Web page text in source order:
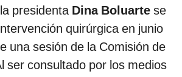
presidenta Dina Boluarte se
quirúrgica en junio
una sesión de la Comisión de
ser consultado por los medios